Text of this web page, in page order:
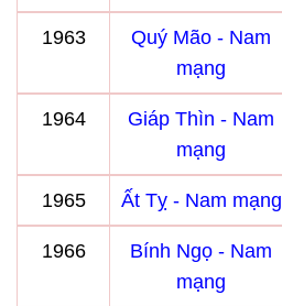
1963
Quý Mão - Nam
mạng
1964
Giáp Thìn - Nam
mạng
1965 Ất Tỵ - Nam mạng
1966
Bính Ngọ - Nam
mạng